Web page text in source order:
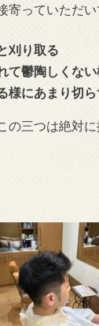
寄っていただ
刈り取る
て鬱陶しくない
様にあまり切
の三つは絶対